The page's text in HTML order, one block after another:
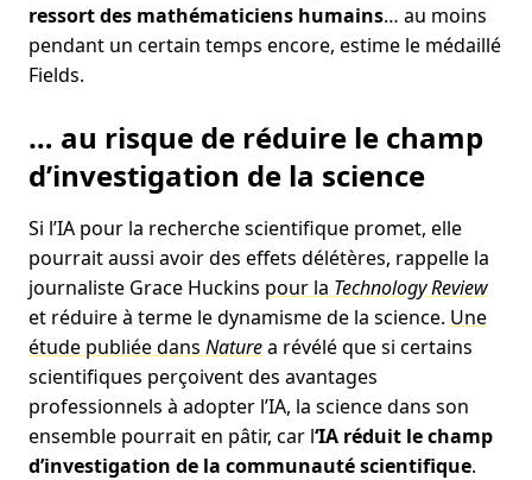
ressort des mathématiciens humains… au moins
pendant un certain temps encore, estime le médaillé
Fields.
… au risque de réduire le champ
d’investigation de la science
Si l’IA pour la recherche scientifique promet, elle
pourrait aussi avoir des effets délétères, rappelle la
journaliste Grace Huckins pour la Technology Review
et réduire à terme le dynamisme de la science. Une
étude publiée dans Naturea révélé que si certains
scientifiques perçoivent des avantages
professionnels à adopter l’IA, la science dans son
ensemble pourrait en pâtir, car l‘IA réduit le champ
d’investigation de la communauté scientifique.